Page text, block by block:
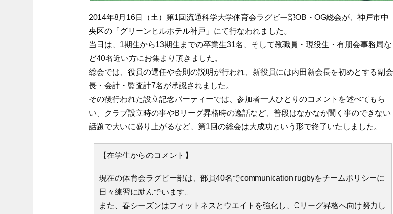
2014年8月16日（土）第1回流通科学大学体育会ラグビー部OB・OG総会が、神戸市中
央区の「グリーンヒルホテル神戸」にて行なわれました。
当日は、1期生から13期生までの卒業生31名、そして教職員・現役生・有朋会事務局な
ど40名近い方にお集まり頂きました。
総会では、役員の選任や会則の説明が行われ、新役員には内田新会長を初めとする副会
長・会計・監査計7名が承認されました。
その後行われた設立記念パーティーでは、参加者一人ひとりのコメントを述べてもら
い、クラブ設立時の事やBリーグ昇格時の逸話など、普段はなかなか聞く事のできない
話題で大いに盛り上がるなど、第1回の総会は大成功という形で終了いたしました。
【在学生からのコメント】
現在の体育会ラグビー部は、部員40名でcommunication rugbyをチームポリシーに
日々練習に励んでいます。
また、春シーズンはフィットネスとウエイトを強化し、Cリーグ昇格へ向け努力し